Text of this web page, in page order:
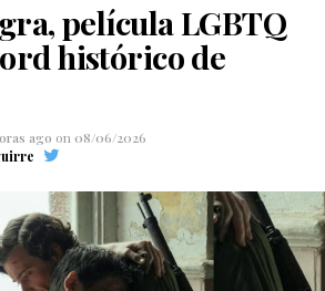
película LGBTQ
histórico de
ago on 08/06/2026